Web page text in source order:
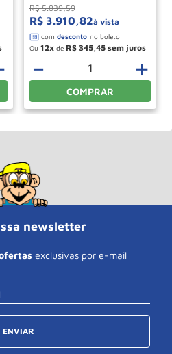
R$ 5.839,59
R$ 3.910,82à vista
Ou 12 de R$ 345 45
＋
－
COMPRAR
newsletter
exclusivas por e-mail
ENVIAR